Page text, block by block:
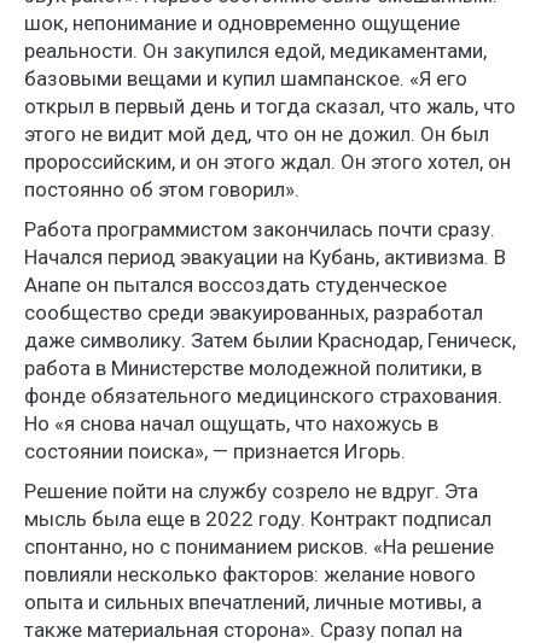
шок, непонимание и одновременно ощущение
реальности. Он закупился едой, медикаментами,
базовыми вещами и купил шампанское. «Я его
открыл в первый день и тогда сказал, что жаль, что
этого не видит мой дед, что он не дожил. Он был
пророссийским, и он этого ждал. Он этого хотел, он
постоянно об этом говорил».
Работа программистом закончилась почти сразу.
Начался период эвакуации на Кубань, активизма. В
Анапе он пытался воссоздать студенческое
сообщество среди эвакуированных, разработал
даже символику. Затем былии Краснодар, Геническ,
работа в Министерстве молодежной политики, в
фонде обязательного медицинского страхования.
Но «я снова начал ощущать, что нахожусь в
состоянии поиска», — признается Игорь.
Решение пойти на службу созрело не вдруг. Эта
мысль была еще в 2022 году. Контракт подписал
спонтанно, но с пониманием рисков. «На решение
повлияли несколько факторов: желание нового
опыта и сильных впечатлений, личные мотивы, а
также материальная сторона». Сразу попал на